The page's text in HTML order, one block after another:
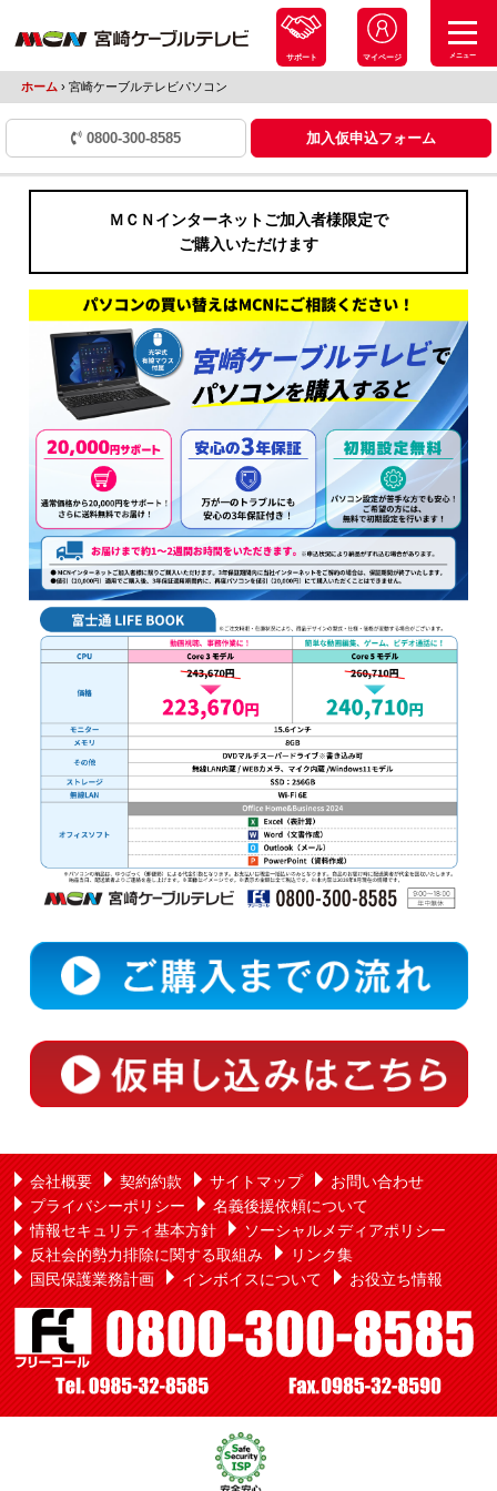
サポート マイページ メニュー
ホーム ›宮崎ケーブルテレビパソコン
0800-300-8585 加入仮申込フォーム
ＭＣＮインターネットご加入者様限定で
ご購入いただけます
会社概要 契約約款 サイトマップ
お問い合わせ
プライバシーポリシー
名義後援依頼について
情報セキュリティ基本方針
ソーシャルメディアポリシー
反社会的勢力排除に関する取組み
リンク集
国民保護業務計画
インボイスについて お役立ち情報